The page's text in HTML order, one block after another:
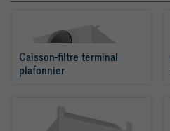
Caisson-filtre terminal
plafonnier